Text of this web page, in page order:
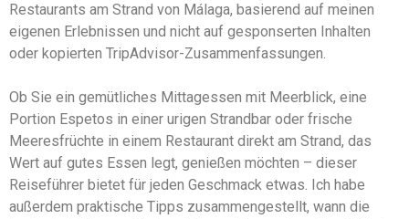
Restaurants am Strand von Málaga, basierend auf meinen
eigenen Erlebnissen und nicht auf gesponserten Inhalten
oder kopierten TripAdvisor-Zusammenfassungen.
Ob Sie ein gemütliches Mittagessen mit Meerblick, eine
Portion Espetos in einer urigen Strandbar oder frische
Meeresfrüchte in einem Restaurant direkt am Strand, das
Wert auf gutes Essen legt, genießen möchten – dieser
Reiseführer bietet für jeden Geschmack etwas. Ich habe
außerdem praktische Tipps zusammengestellt, wann die